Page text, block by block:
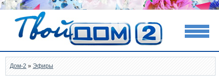
Дом-2 » Эфиры